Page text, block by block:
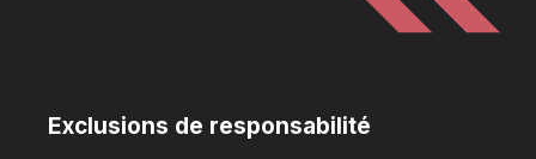
Exclusions de responsabilité